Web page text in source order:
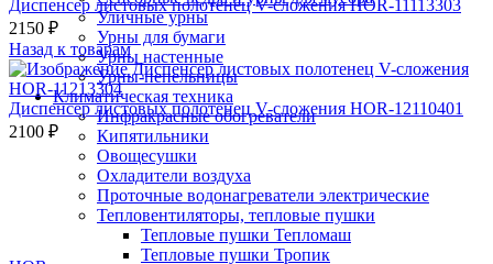
Уличные урны
Урны для бумаги
Урны настенные
Урны-пепельницы
Климатическая техника
Инфракрасные обогреватели
Кипятильники
Овощесушки
Охладители воздуха
Проточные водонагреватели электрические
Тепловентиляторы, тепловые пушки
Тепловые пушки Тепломаш
Тепловые пушки Тропик
Диспенсер листовых полотенец V-сложения HOR-11113303
2150 ₽
Назад к товарам
Диспенсер листовых полотенец V-сложения HOR-12110401
2100 ₽
Нажмите, чтобы увеличить